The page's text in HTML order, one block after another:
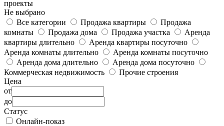
проекты
Не выбрано
Все категории
Продажа квартиры
Продажа
комнаты
Продажа дома Продажа участка
Аренда
квартиры длительно
Аренда квартиры посуточно
Аренда комнаты длительно
Аренда комнаты посуточно
Аренда дома длительно
Аренда дома посуточно
Коммерческая недвижимость
Прочие строения
Цена
от
до
Статус
Онлайн-показ